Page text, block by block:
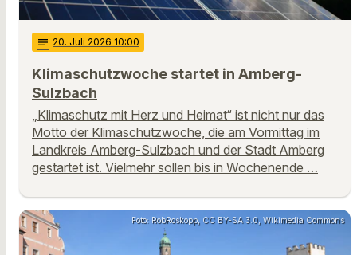
notes 20. Juli 2026 10:00
Klimaschutzwoche startet in Amberg-
Sulzbach
„Klimaschutz mit Herz und Heimat“ ist nicht nur das
Motto der Klimaschutzwoche, die am Vormittag im
Landkreis Amberg-Sulzbach und der Stadt Amberg
gestartet ist. Vielmehr sollen bis in Wochenende …
Foto: RobRoskopp, CC BY-SA 3.0, Wikimedia Commons